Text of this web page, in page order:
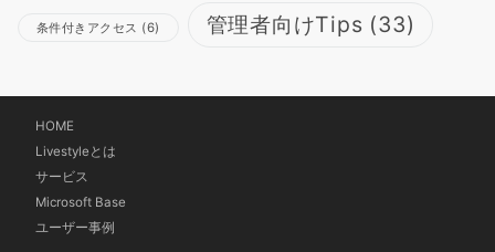
条件付きアクセス (6) 管理者向けTips (33)
HOME
Livestyleとは
サービス
Microsoft Base
ユーザー事例